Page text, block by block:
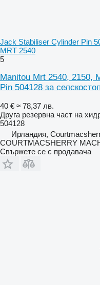
Jack Stabiliser Cylinder Pin
MRT 2540
5
Manitou Mrt 2540, 2150,
Pin 504128 за
40 € ≈ 78,37 лв.
Друга резервна част на
504128
Ирландия,
COURTMACSHERRY
Свържете се с продавача